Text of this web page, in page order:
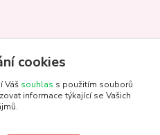
cookies
Váš souhlas s použitím souborů
informace týkající se Vašich